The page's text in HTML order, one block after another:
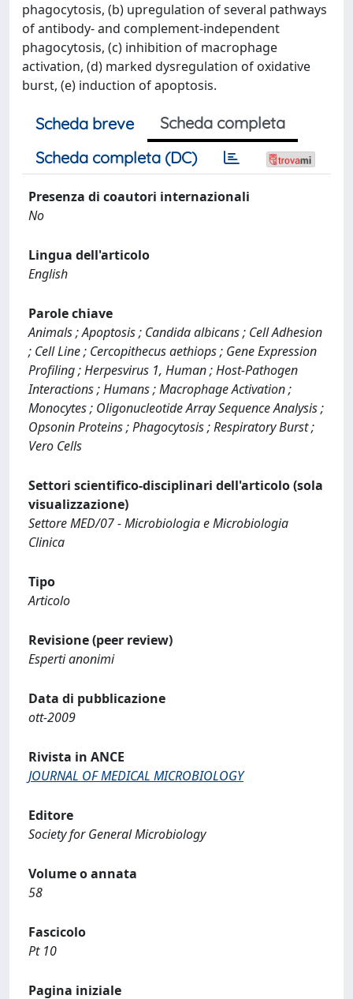
phagocytosis, (b) upregulation of several pathways
of antibody- and complement-independent
phagocytosis, (c) inhibition of macrophage
activation, (d) marked dysregulation of oxidative
burst, (e) induction of apoptosis.
Scheda breve
Scheda completa
Scheda completa (DC)
Presenza di coautori internazionali
No
Lingua dell'articolo
English
Parole chiave
Animals ; Apoptosis ; Candida albicans ; Cell Adhesion
; Cell Line ; Cercopithecus aethiops ; Gene Expression
Profiling ; Herpesvirus 1, Human ; Host-Pathogen
Interactions ; Humans ; Macrophage Activation ;
Monocytes ; Oligonucleotide Array Sequence Analysis ;
Opsonin Proteins ; Phagocytosis ; Respiratory Burst ;
Vero Cells
Settori scientifico-disciplinari dell'articolo (sola
visualizzazione)
Settore MED/07 - Microbiologia e Microbiologia
Clinica
Tipo
Articolo
Revisione (peer review)
Esperti anonimi
Data di pubblicazione
ott-2009
Rivista in ANCE
JOURNAL OF MEDICAL MICROBIOLOGY
Editore
Society for General Microbiology
Volume o annata
58
Fascicolo
Pt 10
Pagina iniziale